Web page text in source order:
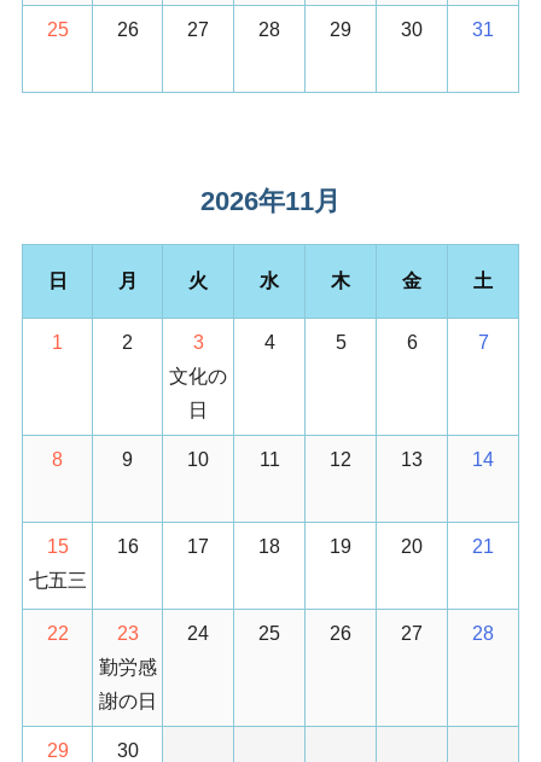
25 26 27 28 29 30 31
2026年11月
日 月 火 水 木 金 土
1 2
3
文化の
日
4 5 6 7
8 9 10 11 12 13 14
15
七五三
16 17 18 19 20 21
22
23
勤労感
謝の日
24 25 26 27 28
29 30